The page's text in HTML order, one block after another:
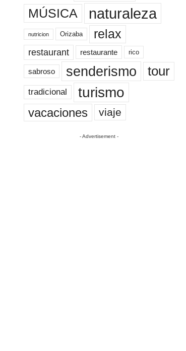
MÚSICA naturaleza
nutricion Orizaba relax
restaurant restaurante rico
sabroso senderismo tour
tradicional turismo
vacaciones viaje
- Advertisement -